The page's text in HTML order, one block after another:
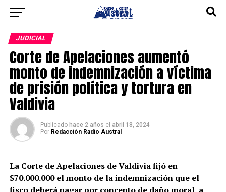
JUDICIAL
Corte de Apelaciones aumentó
monto de indemnización a víctima
de prisión política y tortura en
Valdivia
Publicado hace 2 años el abril 18, 2024
Por Redacción Radio Austral
La Corte de Apelaciones de Valdivia fijó en
$70.000.000 el monto de la indemnización que el